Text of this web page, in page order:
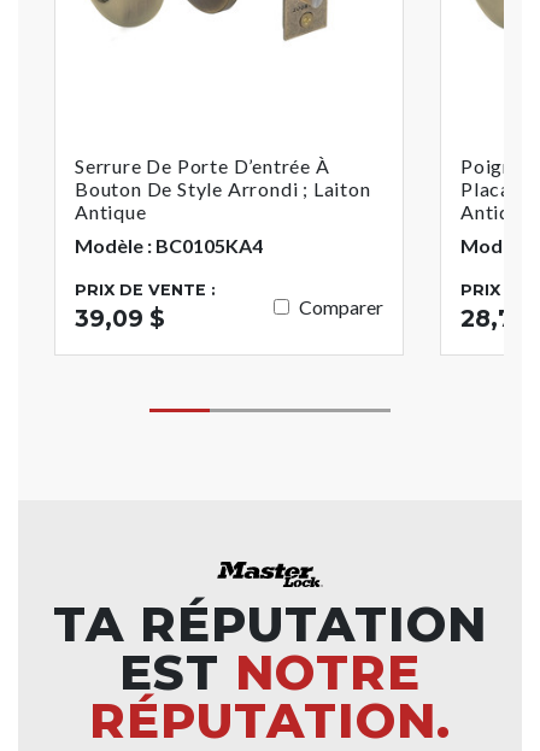
Serrure De Porte D’entrée À
Bouton De Style Arrondi ; Laiton
Antique
Modèle : BC0105KA4
PRIX DE VENTE :
39,09 $ Comparer
Poignée
Placard
Antique
Modèle
PRIX DE
28,71
TA RÉPUTATION
EST NOTRE
RÉPUTATION.